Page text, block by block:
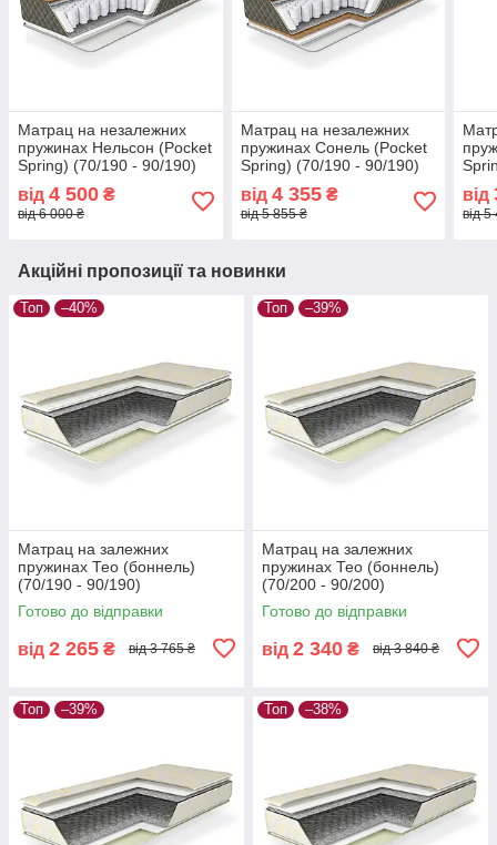
Матрац на незалежних
пружинах Нельсон (Pocket
Spring) (70/190 - 90/190)
від 4 500 ₴
від 6 000 ₴
Матрац на незалежних
пружинах Сонель (Pocket
Spring) (70/190 - 90/190)
від 4 355₴
від 5 855 ₴
від
від
Акційні пропозиції та новинки
Топ –40%
Матрац на залежних
пружинах Тео (боннель)
(70/190 - 90/190)
Готово до відправки
від 2 265 ₴ від 3 765 ₴
Топ –39%
Матрац на залежних
пружинах Тео (боннель)
(70/200 - 90/200)
Готово до відправки
від 2 340 ₴ від 3 840 ₴
Топ –39% Топ –38%